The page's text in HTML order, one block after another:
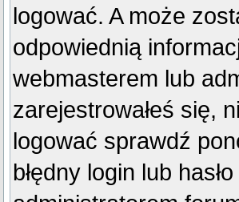
logować. A może
odpowiednią
webmasterem lub
zarejestrowałeś się,
logować sprawdź
błędny login lub